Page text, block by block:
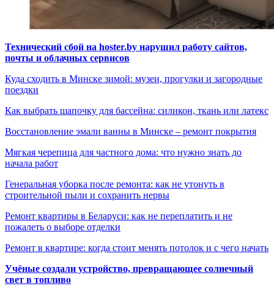
Технический сбой на hoster.by нарушил работу сайтов,
почты и облачных сервисов
Куда сходить в Минске зимой: музеи, прогулки и загородные
поездки
Как выбрать шапочку для бассейна: силикон, ткань или латекс
Восстановление эмали ванны в Минске – ремонт покрытия
Мягкая черепица для частного дома: что нужно знать до
начала работ
Генеральная уборка после ремонта: как не утонуть в
строительной пыли и сохранить нервы
Ремонт квартиры в Беларуси: как не переплатить и не
пожалеть о выборе отделки
Ремонт в квартире: когда стоит менять потолок и с чего начать
Учёные создали устройство, превращающее солнечный
свет в топливо